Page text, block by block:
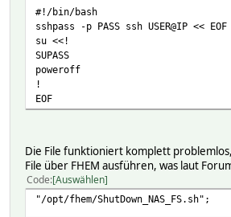
#!/bin/bash
sshpass -p PASS ssh USER@IP << EOF
su <<!
SUPASS
poweroff
!
EOF
Die File funktioniert komplett
File über FHEM ausführen, was laut
Code Auswählen
"/opt/fhem/ShutDown_NAS_FS.sh";